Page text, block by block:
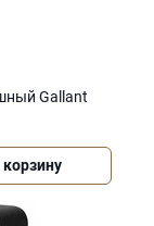
Gallant
корзину